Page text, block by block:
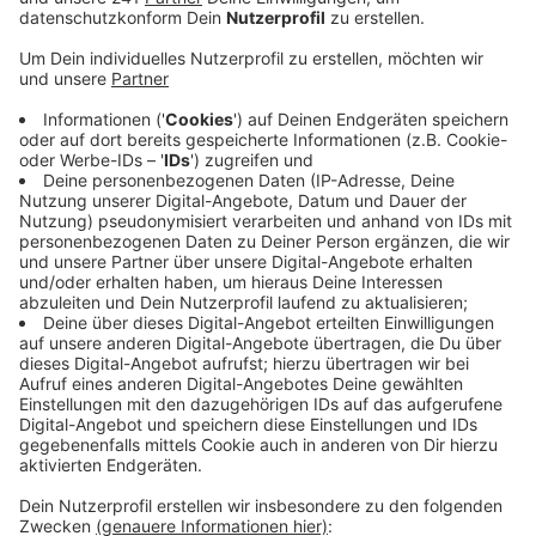
Anzeige
Mit dem zunehmenden Berufsverkehr könne das
Verkehrssystem bis in die Städte hinein zum Erliegen
kommen, heißt es. Grund dafür sei, dass immer mehr
Menschen wieder ins Büro fahren statt von zu Hause
aus zu arbeiten und dabei deutlich weniger Menschen
den öffentlichen Nahverkehr nutzen, als vor der
Pandemie. Auch jetzt am Wochenende könnte es auf
den Autobahnen in und um Leverkusen schon voll
werden: das letzte Sommerferienwochenende steht
an und damit auch der Rückreiseverkehr. Besonders
der Samstagnachmittag und -abend sowie der
Sonntag seien klassische Rückreisezeiten, sagt der